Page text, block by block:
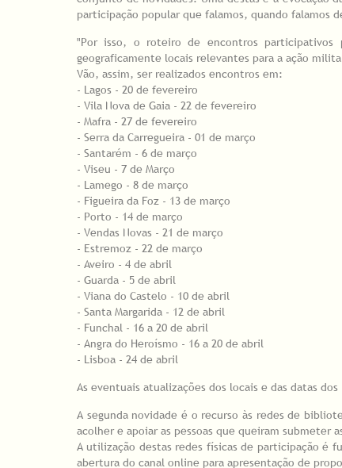
participação popular que falamos, quando falamos
"Por isso, o roteiro de encontros
geograficamente locais relevantes para a ação
Vão, assim, ser realizados encontros em:
- Lagos - 20 de fevereiro
- Vila Nova de Gaia - 22 de fevereiro
- Mafra - 27 de fevereiro
- Serra da Carregueira - 01 de março
- Santarém - 6 de março
- Viseu - 7 de Março
- Lamego - 8 de março
- Figueira da Foz - 13 de março
- Porto - 14 de março
- Vendas Novas - 21 de março
- Estremoz - 22 de março
- Aveiro - 4 de abril
- Guarda - 5 de abril
- Viana do Castelo - 10 de abril
- Santa Margarida - 12 de abril
- Funchal - 16 a 20 de abril
- Angra do Heroísmo - 16 a 20 de abril
- Lisboa - 24 de abril
As eventuais atualizações dos locais e das datas
A segunda novidade é o recurso às redes de
acolher e apoiar as pessoas que queiram submeter
A utilização destas redes físicas de participação é
abertura do canal online para apresentação de